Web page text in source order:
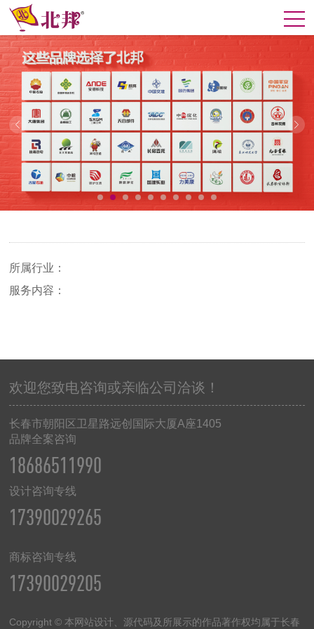
所属行业：
服务内容：
欢迎您致电咨询或亲临公司洽谈！
长春市朝阳区卫星路远创国际大厦A座1405
品牌全案咨询
18686511990
设计咨询专线
17390029265
商标咨询专线
17390029205
Copyright © 本网站设计、源代码及所展示的作品著作权均属于长春